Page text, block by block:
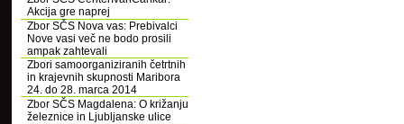
Akcija gre naprej
Zbor SČS Nova vas: Prebivalci
Nove vasi več ne bodo prosili
ampak zahtevali
Zbori samoorganiziranih četrtnih
in krajevnih skupnosti Maribora
24. do 28. marca 2014
Zbor SČS Magdalena: O križanju
železnice in Ljubljanske ulice